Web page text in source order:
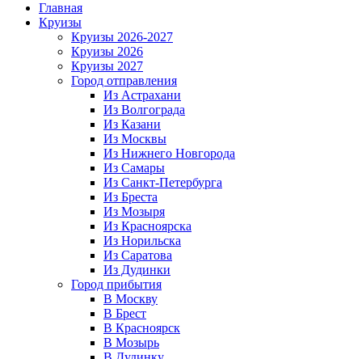
Главная
Круизы
Круизы 2026-2027
Круизы 2026
Круизы 2027
Город отправления
Из Астрахани
Из Волгограда
Из Казани
Из Москвы
Из Нижнего Новгорода
Из Самары
Из Санкт-Петербурга
Из Бреста
Из Мозыря
Из Красноярска
Из Норильска
Из Саратова
Из Дудинки
Город прибытия
В Москву
В Брест
В Красноярск
В Мозырь